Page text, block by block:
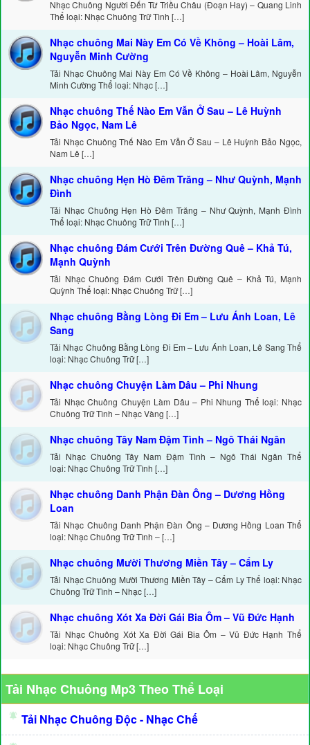
Nhạc Chuông Người Đến Từ Triều Châu (Đoạn Hay) – Quang Linh
Thể loại: Nhạc Chuông Trữ Tình […]
Nhạc chuông Mai Này Em Có Về Không – Hoài Lâm,
Nguyễn Minh Cường
Tải Nhạc Chuông Mai Này Em Có Về Không – Hoài Lâm, Nguyễn
Minh Cường Thể loại: Nhạc […]
Nhạc chuông Thế Nào Em Vẫn Ở Sau – Lê Huỳnh
Bảo Ngọc, Nam Lê
Tải Nhạc Chuông Thế Nào Em Vẫn Ở Sau – Lê Huỳnh Bảo Ngọc,
Nam Lê […]
Nhạc chuông Hẹn Hò Đêm Trăng – Như Quỳnh, Mạnh
Đình
Tải Nhạc Chuông Hẹn Hò Đêm Trăng – Như Quỳnh, Mạnh Đình
Thể loại: Nhạc Chuông Trữ Tình […]
Nhạc chuông Đám Cưới Trên Đường Quê – Khả Tú,
Mạnh Quỳnh
Tải Nhạc Chuông Đám Cưới Trên Đường Quê – Khả Tú, Mạnh
Quỳnh Thể loại: Nhạc Chuông Trữ […]
Nhạc chuông Bằng Lòng Đi Em – Lưu Ánh Loan, Lê
Sang
Tải Nhạc Chuông Bằng Lòng Đi Em – Lưu Ánh Loan, Lê Sang Thể
loại: Nhạc Chuông Trữ […]
Nhạc chuông Chuyện Làm Dâu – Phi Nhung
Tải Nhạc Chuông Chuyện Làm Dâu – Phi Nhung Thể loại: Nhạc
Chuông Trữ Tình – Nhạc Vàng […]
Nhạc chuông Tây Nam Đậm Tình – Ngô Thái Ngân
Tải Nhạc Chuông Tây Nam Đậm Tình – Ngô Thái Ngân Thể
loại: Nhạc Chuông Trữ Tình […]
Nhạc chuông Danh Phận Đàn Ông – Dương Hồng
Loan
Tải Nhạc Chuông Danh Phận Đàn Ông – Dương Hồng Loan Thể
loại: Nhạc Chuông Trữ Tình – […]
Nhạc chuông Mười Thương Miền Tây – Cẩm Ly
Tải Nhạc Chuông Mười Thương Miền Tây – Cẩm Ly Thể loại: Nhạc
Chuông Trữ Tình – Nhạc […]
Nhạc chuông Xót Xa Đời Gái Bia Ôm – Vũ Đức Hạnh
Tải Nhạc Chuông Xót Xa Đời Gái Bia Ôm – Vũ Đức Hạnh Thể
loại: Nhạc Chuông Trữ […]
Tải Nhạc Chuông Mp3 Theo Thể Loại
Tải Nhạc Chuông Độc - Nhạc Chế